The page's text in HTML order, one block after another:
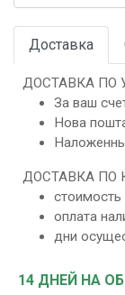
Доставка
ДОСТАВКА ПО
За ваш
Нова
ДОСТАВКА ПО
стоимость
оплата
дни
14 ДНЕЙ НА